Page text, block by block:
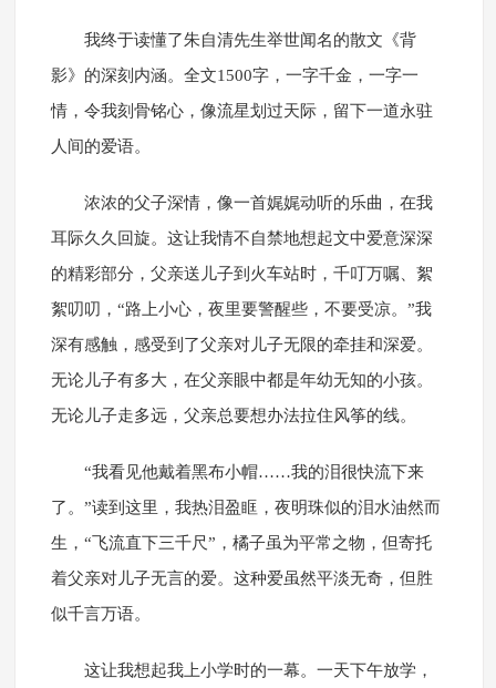
我终于读懂了朱自清先生举世闻名的散文《背
影》的深刻内涵。全文1500字，一字千金，一字一
情，令我刻骨铭心，像流星划过天际，留下一道永驻
人间的爱语。
浓浓的父子深情，像一首娓娓动听的乐曲，在我
耳际久久回旋。这让我情不自禁地想起文中爱意深深
的精彩部分，父亲送儿子到火车站时，千叮万嘱、絮
絮叨叨，“路上小心，夜里要警醒些，不要受凉。”我
深有感触，感受到了父亲对儿子无限的牵挂和深爱。
无论儿子有多大，在父亲眼中都是年幼无知的小孩。
无论儿子走多远，父亲总要想办法拉住风筝的线。
“我看见他戴着黑布小帽……我的泪很快流下来
了。”读到这里，我热泪盈眶，夜明珠似的泪水油然而
生，“飞流直下三千尺”，橘子虽为平常之物，但寄托
着父亲对儿子无言的爱。这种爱虽然平淡无奇，但胜
似千言万语。
这让我想起我上小学时的一幕。一天下午放学，